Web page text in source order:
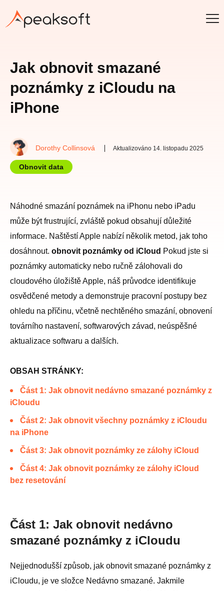
Jak obnovit smazané
poznámky z iCloudu na
iPhone
Dorothy Collinsová Aktualizováno 14. listopadu 2025
Obnovit data
Náhodné smazání poznámek na iPhonu nebo iPadu
může být frustrující, zvláště pokud obsahují důležité
informace. Naštěstí Apple nabízí několik metod, jak toho
dosáhnout. obnovit poznámky od iCloud Pokud jste si
poznámky automaticky nebo ručně zálohovali do
cloudového úložiště Apple, náš průvodce identifikuje
osvědčené metody a demonstruje pracovní postupy bez
ohledu na příčinu, včetně nechtěného smazání, obnovení
továrního nastavení, softwarových závad, neúspěšné
aktualizace softwaru a dalších.
OBSAH STRÁNKY:
Část 1: Jak obnovit nedávno smazané poznámky z
iCloudu
Část 2: Jak obnovit všechny poznámky z iCloudu
na iPhone
Část 3: Jak obnovit poznámky ze zálohy iCloud
Část 4: Jak obnovit poznámky ze zálohy iCloud
bez resetování
Část 1: Jak obnovit nedávno
smazané poznámky z iCloudu
Nejjednodušší způsob, jak obnovit smazané poznámky z
iCloudu, je ve složce Nedávno smazané. Jakmile